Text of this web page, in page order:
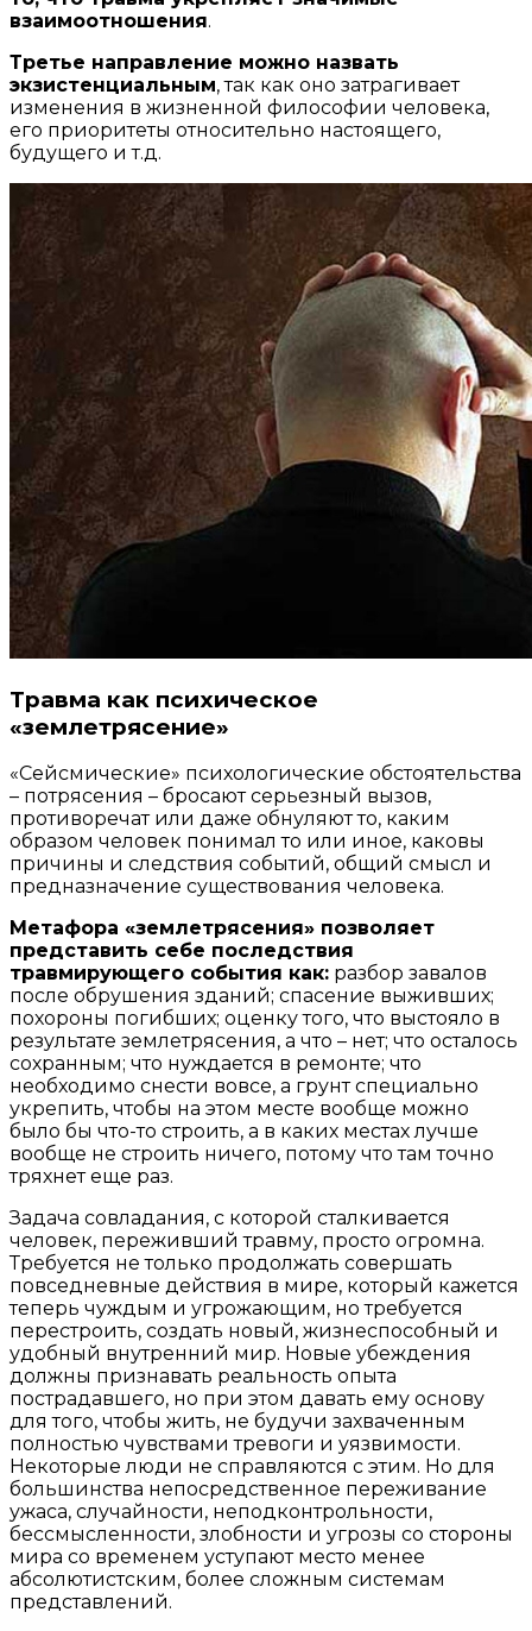
взаимоотношения.
Третье направление можно назвать
экзистенциальным, так как оно затрагивает
изменения в жизненной философии человека,
его приоритеты относительно настоящего,
будущего и т.д.
Травма как психическое
«землетрясение»
«Сейсмические» психологические обстоятельства
– потрясения – бросают серьезный вызов,
противоречат или даже обнуляют то, каким
образом человек понимал то или иное, каковы
причины и следствия событий, общий смысл и
предназначение существования человека.
Метафора «землетрясения» позволяет
представить себе последствия
травмирующего события как: разбор завалов
после обрушения зданий; спасение выживших;
похороны погибших; оценку того, что выстояло в
результате землетрясения, а что – нет; что осталось
сохранным; что нуждается в ремонте; что
необходимо снести вовсе, а грунт специально
укрепить, чтобы на этом месте вообще можно
было бы что-то строить, а в каких местах лучше
вообще не строить ничего, потому что там точно
тряхнет еще раз.
Задача совладания, с которой сталкивается
человек, переживший травму, просто огромна.
Требуется не только продолжать совершать
повседневные действия в мире, который кажется
теперь чуждым и угрожающим, но требуется
перестроить, создать новый, жизнеспособный и
удобный внутренний мир. Новые убеждения
должны признавать реальность опыта
пострадавшего, но при этом давать ему основу
для того, чтобы жить, не будучи захваченным
полностью чувствами тревоги и уязвимости.
Некоторые люди не справляются с этим. Но для
большинства непосредственное переживание
ужаса, случайности, неподконтрольности,
бессмысленности, злобности и угрозы со стороны
мира со временем уступают место менее
абсолютистским, более сложным системам
представлений.